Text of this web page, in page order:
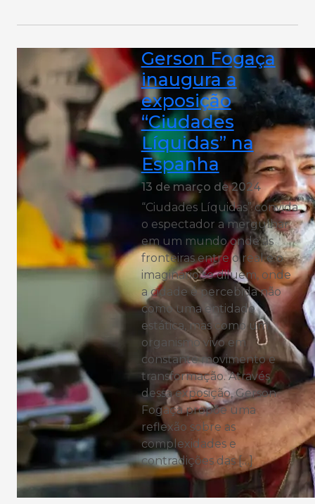
Gerson Fogaça
inaugura a
exposição
“Ciudades
Líquidas” na
Espanha
13 de março de 2024
“Ciudades Líquidas” convida
o espectador a mergulhar
em um mundo onde as
fronteiras entre o real e o
imaginário se diluem, onde
a cidade é percebida não
como uma entidade
estática, mas como um
organismo vivo em
constante movimento e
transformação. Através
dessa exposição, Gerson
Fogaça propõe uma
reflexão sobre as
complexidades e
contradições das […]